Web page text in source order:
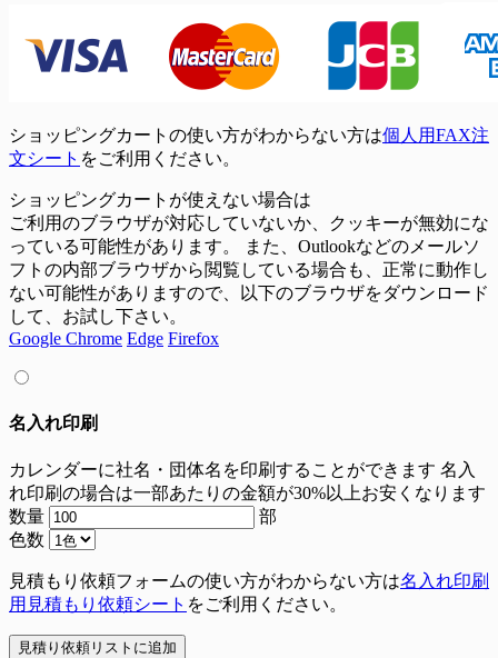
ショッピングカートの使い方がわからない方は個人用FAX注
文シート をご利用ください。
ショッピングカートが使えない場合は
ご利用のブラウザが対応していないか、クッキーが無効にな
っている可能性があります。 また、Outlookなどのメールソ
フトの内部ブラウザから閲覧している場合も、正常に動作し
ない可能性がありますので、以下のブラウザをダウンロード
して、お試し下さい。
Google Chrome Edge Firefox
名入れ印刷
カレンダーに社名・団体名を印刷することができます 名入
れ印刷の場合は一部あたりの金額が30%以上お安くなります
数量
部
色数
見積もり依頼フォームの使い方がわからない方は名入れ印刷
用見積もり依頼シート をご利用ください。
見積り依頼リストに追加